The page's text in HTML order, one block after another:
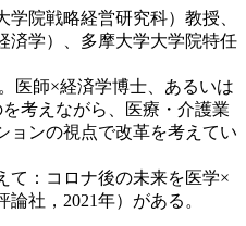
院戦略経営研究科）教授、
済学）、多摩大学大学院特任
医師×経済学博士、あるいは
考えながら、医療・介護業
ョンの視点で改革を考えてい
て：コロナ後の未来を医学×
社，2021年）がある。